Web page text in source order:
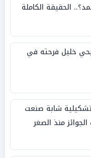
الحقيقة الكاملة
خليل فرحته في
تشكيلية شابة صنعت
منذ الصغر